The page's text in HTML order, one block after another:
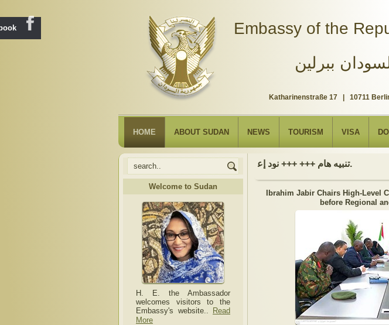
Katharinenstraße 17 | 10711
Embassy of the
ببرلين
HOME ABOUT SUDAN NEWS TOURISM VISA
Welcome to Sudan
H. E. the Ambassador
welcomes visitors to the
Embassy's website..
Read
More
Ibrahim Jabir Chairs High-Level
before Regional